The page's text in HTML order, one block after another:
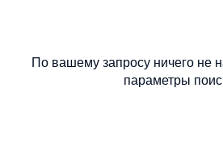
По вашему запросу ничего не
параметры